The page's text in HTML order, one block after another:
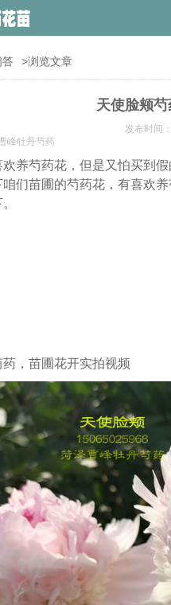
答 >浏览文章
天使脸颊
发布时间
峰牡丹芍药
养芍药花，但是又怕买到
咱们苗圃的芍药花，有喜欢
药，苗圃花开实拍视频